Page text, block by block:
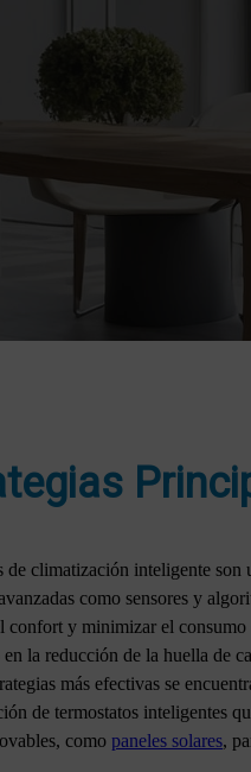
de climatización inteligente
como sensores y
confort y minimizar el consumo
la reducción de la huella de
más efectivas se
de termostatos inteligentes
como paneles solares,